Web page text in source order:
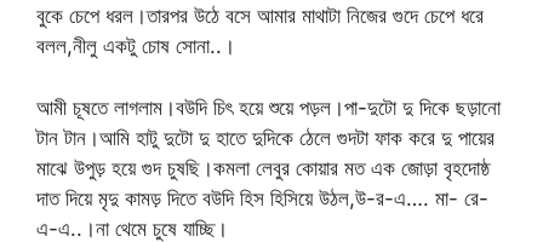
বুকে চেপে ধরল।তারপর উঠে বসে আমার মাথাটা নিজের গুদে চেপে ধরে
বলল,নীলু একটু চোষ সোনা..।
আমী চূষতে লাগলাম।বউদি চিৎ হয়ে শুয়ে পড়ল।পা-দুটো দু দিকে ছড়ানো
টান টান।আমি হাটু দুটো দু হাতে দুদিকে ঠেলে গুদটা ফাক করে দু পায়ের
মাঝে উপুড় হয়ে গুদ চুষছি।কমলা লেবুর কোয়ার মত এক জোড়া বৃহদোষ্ঠ
দাত দিয়ে মৃদু কামড় দিতে বউদি হিস হিসিয়ে উঠল,উ-র-এ…. মা- রে-
এ-এ..।না থেমে চুষে যাচ্ছি।